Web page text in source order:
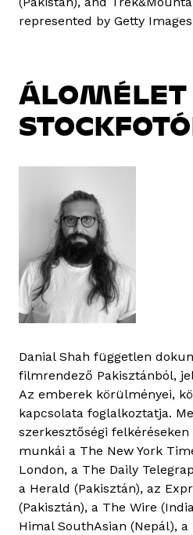
represented by Getty
ÁLOMÉLET
Danial Shah független
filmrendező Pakisztánból,
Az emberek körülményei,
kapcsolata foglalkoztatja.
szerkesztőségi
munkái a The New York
London, a The Daily
a Herald (Pakisztán), az
(Pakisztán), a The Wire
Himal SouthAsian (Nepál),